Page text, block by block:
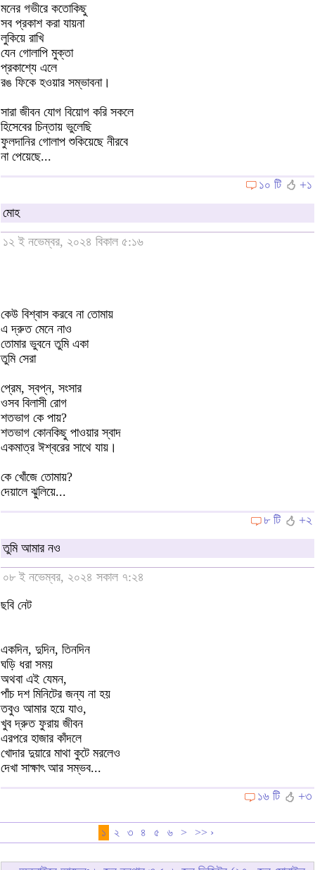
মনের গভীরে কতোকিছু
সব প্রকাশ করা যায়না
লুকিয়ে রাখি
যেন গোলাপি মুক্তা
প্রকাশ্যে এলে
রঙ ফিকে হওয়ার সম্ভাবনা।
সারা জীবন যোগ বিয়োগ করি সকলে
হিসেবের চিন্তায় ভুলেছি
ফুলদানির গোলাপ শুকিয়েছে নীরবে
না পেয়েছে...
১০ টি
+১
মোহ
১২ ই নভেম্বর, ২০২৪ বিকাল ৫:১৬
কেউ বিশ্বাস করবে না তোমায়
এ দ্রুত মেনে নাও
তোমার ভুবনে তুমি একা
তুমি সেরা
প্রেম, স্বপ্ন, সংসার
ওসব বিলাসী রোগ
শতভাগ কে পায়?
শতভাগ কোনকিছু পাওয়ার স্বাদ
একমাত্র ঈশ্বরের সাথে যায়।
কে খোঁজে তোমায়?
দেয়ালে ঝুলিয়ে...
৮ টি
+২
তুমি আমার নও
০৮ ই নভেম্বর, ২০২৪ সকাল ৭:২৪
ছবি নেট
একদিন, দুদিন, তিনদিন
ঘড়ি ধরা সময়
অথবা এই যেমন,
পাঁচ দশ মিনিটের জন্য না হয়
তবুও আমার হয়ে যাও,
খুব দ্রুত ফুরায় জীবন
এরপরে হাজার কাঁদলে
খোদার দুয়ারে মাথা কুটে মরলেও
দেখা সাক্ষাৎ আর সম্ভব...
১৬ টি
+৩
১ ২ ৩ ৪ ৫ ৬ > >> ›